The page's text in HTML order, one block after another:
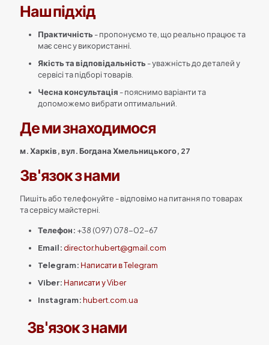
Наш підхід
Практичність - пропонуємо те, що реально працює та
має сенс у використанні.
Якість та відповідальність - уважність до деталей у
сервісі та підборі товарів.
Чесна консультація - пояснимо варіанти та
допоможемо вибрати оптимальний.
Де ми знаходимося
м. Харків, вул. Богдана Хмельницького, 27
Зв'язок з нами
Пишіть або телефонуйте - відповімо на питання по товарах
та сервісу майстерні.
Телефон: +38 (097) 078-02-67
Email: director.hubert@gmail.com
Telegram: Написати в Telegram
Viber: Написати у Viber
Instagram:hubert.com.ua
Зв'язок з нами